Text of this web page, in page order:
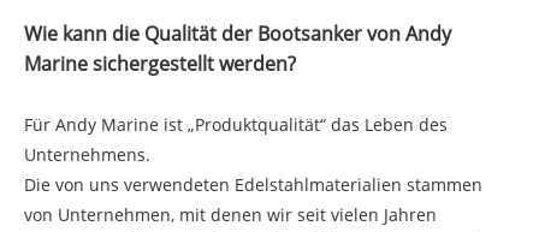
Wie kann die Qualität der Bootsanker von Andy
Marine sichergestellt werden?
Für Andy Marine ist „Produktqualität“ das Leben des
Unternehmens.
Die von uns verwendeten Edelstahlmaterialien stammen
von Unternehmen, mit denen wir seit vielen Jahren